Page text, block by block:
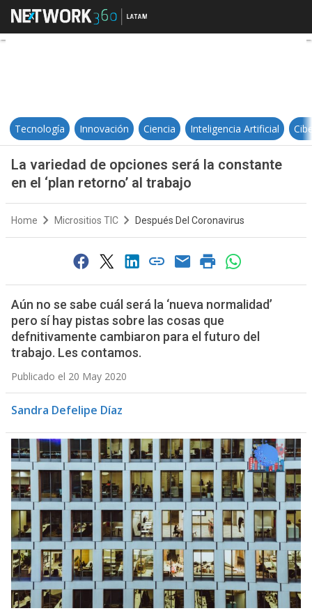
La variedad de opciones será la
Tecnología Innovación Ciencia Inteligencia Artificial
La variedad de opciones será la constante
en el ‘plan retorno’ al trabajo
Home Micrositios TIC Después Del Coronavirus
Aún no se sabe cuál será la ‘nueva normalidad’
pero sí hay pistas sobre las cosas que
defnitivamente cambiaron para el futuro del
trabajo. Les contamos.
Publicado el 20 May 2020
Sandra Defelipe Díaz